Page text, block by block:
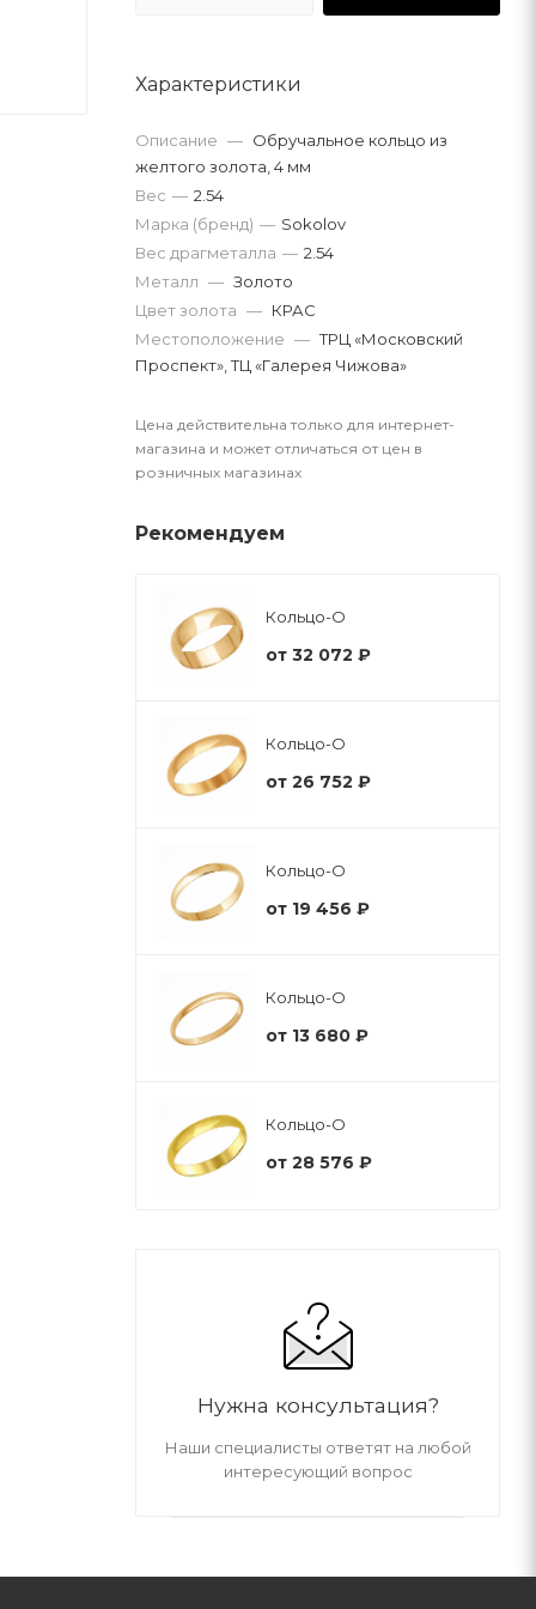
Характеристики
Описание — Обручальное кольцо из
желтого золота, 4 мм
Вес драгметалла — 2.54
Марка (бренд) — Sokolov
Вес — 2.54
Металл — Золото
Цвет золота — КРАС
Местоположение — ТРЦ «Московский
Проспект», ТЦ «Галерея Чижова»
Цена действительна только для интернет-
магазина и может отличаться от цен в
розничных магазинах
Рекомендуем
Кольцо-О
от 32 072 ₽
Кольцо-О
от 26 752 ₽
Кольцо-О
от 19 456 ₽
Кольцо-О
от 13 680 ₽
Кольцо-О
от 28 576 ₽
Нужна консультация?
Наши специалисты ответят на любой
интересующий вопрос